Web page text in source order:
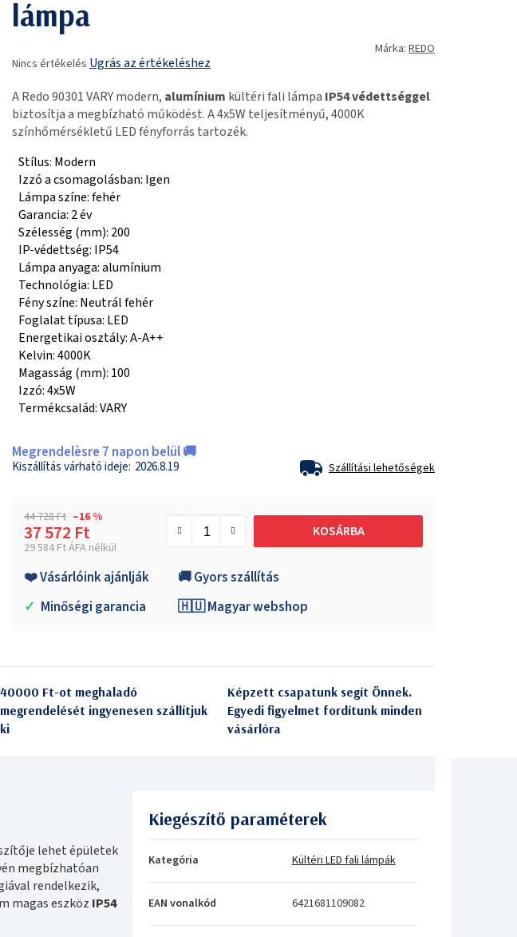
lámpa
termék
értékelése
5-
ből
0,0
csillag.
Nincs értékelés Ugrás az értékeléshez
Márka: REDO
A Redo 90301 VARY modern, alumínium kültéri fali lámpa IP54 védettséggel
biztosítja a megbízható működést. A 4x5W teljesítményű, 4000K
színhőmérsékletű LED fényforrás tartozék.
Stílus: Modern
Izzó a csomagolásban: Igen
Lámpa színe: fehér
Garancia: 2 év
Szélesség (mm): 200
IP-védettség: IP54
Lámpa anyaga: alumínium
Technológia: LED
Fény színe: Neutrál fehér
Foglalat típusa: LED
Energetikai osztály: A-A++
Kelvin: 4000K
Magasság (mm): 100
Izzó: 4x5W
Termékcsalád: VARY
Megrendelèsre 7 napon belül 🚚
2026.8.19 Szállítási lehetőségek
44 728 Ft –16 %
37 572 Ft
29 584 Ft ÁFA nélkül
KOSÁRBA
❤️ Vásárlóink ajánlják
🚚 Gyors szállítás
✓ Minőségi garancia 🇭🇺 Magyar webshop
40000 Ft-ot meghaladó
megrendelését ingyenesen szállítjuk
ki
Képzett csapatunk segít Önnek.
Egyedi figyelmet fordítunk minden
vásárlóra
lehet épületek
megbízhatóan
rendelkezik,
magas eszköz IP54
Kiegészítő paraméterek
Kategória Kültéri LED fali lámpák
EAN vonalkód 6421681109082